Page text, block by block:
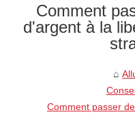
Comment
d'argent à la
Comment passer